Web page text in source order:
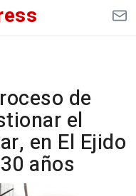
de
el
en El Ejido
años